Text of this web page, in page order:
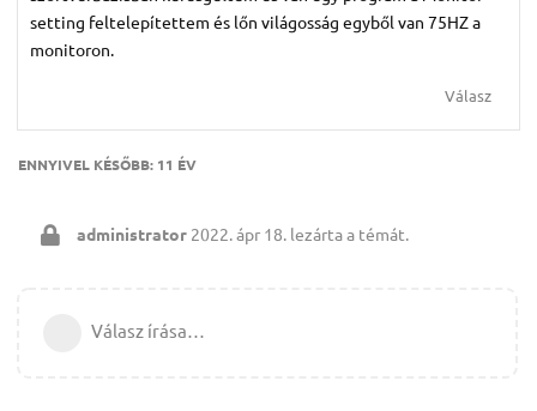
setting feltelepítettem és lőn világosság egyből van 75HZ a
monitoron.
Válasz
ENNYIVEL KÉSŐBB: 11 ÉV
administrator 2022. ápr 18. lezárta a témát.
Válasz írása…